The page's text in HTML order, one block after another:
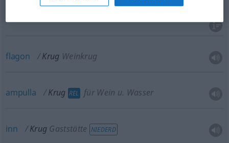
Krugaus Metall
flagon Krug Weinkrug
ampulla Krug REL für Wein u. Wasser
inn Krug Gaststätte NIEDERD